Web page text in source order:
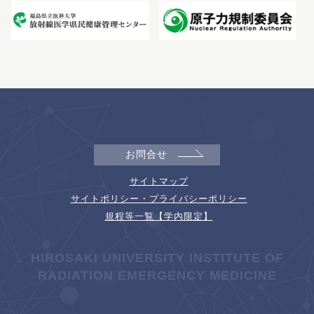
お問合せ
サイトマップ
サイトポリシー・プライバシーポリシー
規程等一覧【学内限定】
HIROSAKI UNIVERSITY INSTITUTE OF
RADIATION EMERGENCY MEDICINE